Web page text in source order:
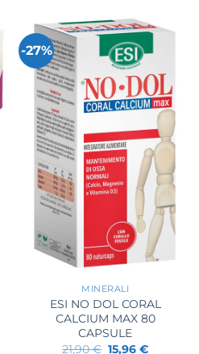
-27%
MINERALI
ESI NO DOL CORAL
CALCIUM MAX 80
CAPSULE
21,90€ Il
15,96€Il